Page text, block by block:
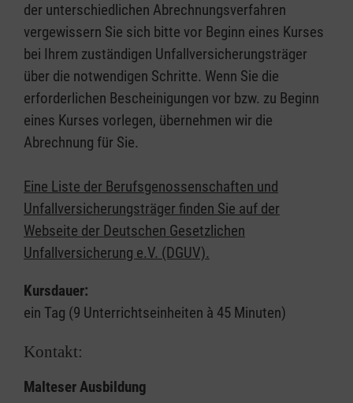
der unterschiedlichen Abrechnungsverfahren
vergewissern Sie sich bitte vor Beginn eines Kurses
bei Ihrem zuständigen Unfallversicherungsträger
über die notwendigen Schritte. Wenn Sie die
erforderlichen Bescheinigungen vor bzw. zu Beginn
eines Kurses vorlegen, übernehmen wir die
Abrechnung für Sie.
Eine Liste der Berufsgenossenschaften und
Unfallversicherungsträger finden Sie auf der
Webseite der Deutschen Gesetzlichen
Unfallversicherung e.V. (DGUV).
Kursdauer:
ein Tag (9 Unterrichtseinheiten à 45 Minuten)
Kontakt:
Malteser Ausbildung